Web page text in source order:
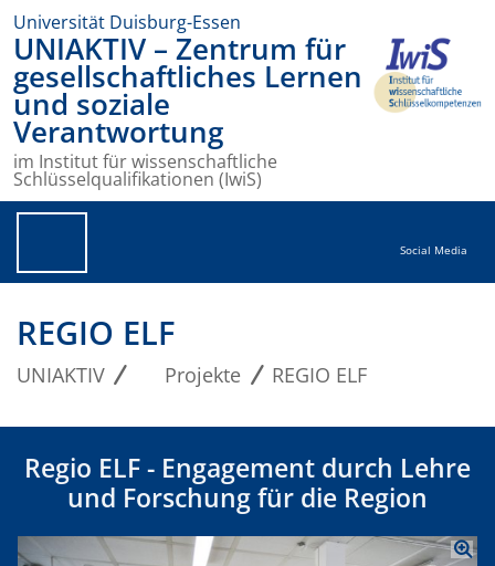
Universität Duisburg-Essen
UNIAKTIV – Zentrum für
gesellschaftliches Lernen
und soziale
Verantwortung
im Institut für wissenschaftliche
Schlüsselqualifikationen (IwiS)
Social Media
REGIO ELF
UNIAKTIV Projekte REGIO ELF
Regio ELF - Engagement durch Lehre
und Forschung für die Region